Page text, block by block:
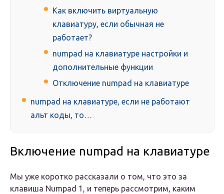
Как включить виртуальную
клавиатуру, если обычная не
работает?
numpad на клавиатуре настройки и
дополнительные функции
Отключение numpad на клавиатуре
numpad на клавиатуре, если не работают
альт коды, то…
Включение numpad на клавиатуре
Мы уже коротко рассказали о том, что это за
клавиша Numpad 1, и теперь рассмотрим, каким